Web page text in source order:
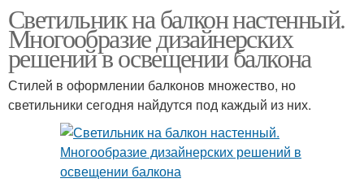
Светильник на балкон настенный.
Многообразие дизайнерских
решений в освещении балкона
Стилей в оформлении балконов множество, но
светильники сегодня найдутся под каждый из них.